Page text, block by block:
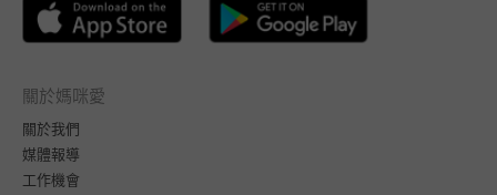
關於媽咪愛
關於我們
媒體報導
工作機會